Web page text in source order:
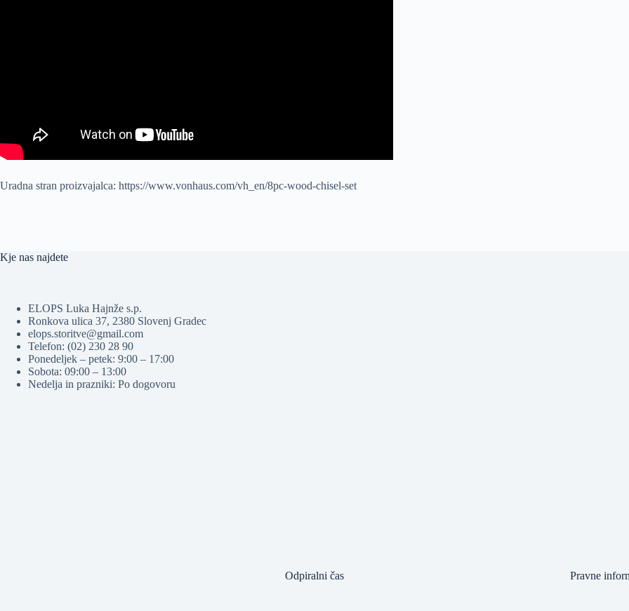
Uradna stran proizvajalca: https://www.vonhaus.com/vh_en/8pc-wood-chisel-set
Kje nas najdete
ELOPS Luka Hajnže s.p.
Ronkova ulica 37, 2380 Slovenj Gradec
elops.storitve@gmail.com
Telefon: (02) 230 28 90
Ponedeljek – petek: 9:00 – 17:00
Sobota: 09:00 – 13:00
Nedelja in prazniki: Po dogovoru
Odpiralni čas Pravne